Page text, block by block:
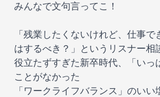
みんなで文句言ってこ！
「残業したくないけれど、仕事
はするべき？」というリスナー相
役立たずすぎた新卒時代、「いっ
ことがなかった
「ワークライフバランス」のい